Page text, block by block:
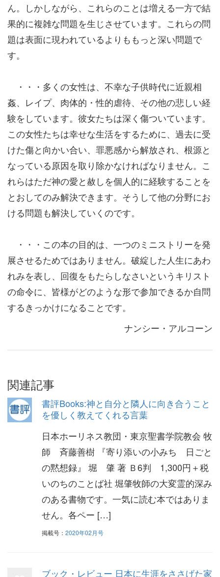
ん。しかしながら、これらのことは増える一方で結
果的に複雑な問題を生じさせています。これらの問
題は表面に現われているよりももっと深い問題で
す。
・・・多くの女性は、不幸な子供時代に近親相
姦、レイプ、肉体的・性的虐待、その他の悲しい経
験をしています。彼女たちは深く傷ついています。
この女性たちは幸せな生活をするために、過去に受
けた傷と向かい合い、罪悪感から解放され、根源と
なっている原因を取り除かなければなりません。こ
れらはただ神の愛と赦しを個人的に経験することを
とおしてのみ解決できます。そうして他の分野にお
ける問題も解決していくのです。
・・・この本の目的は、一つのミニストリーを発
展させるためではありません。破綻した人生にあわ
れみを表し、回復をもたらしなさいというキリスト
の命令に、皆様がどのような形で参加できるか自問
するきっかけになることです。
ナンシー・アルコーン
関連記事
書評Books:神と自分と隣人に向き合うこと
を優しく教えてくれる言葉
日本ホーリネス教団・東京聖書学院教会 牧
師 斉藤善樹 『寄り添いの小みち 日ごと
の黙想録』 堀 肇 著 Ｂ6判 1,300円＋税
いのちのことば社 堀肇牧師の大変霊的深み
のある書物です。一気に読む本ではありま
せん。各ペー […]
掲載号： 2020年02月号
ブック・レビュー 日本に生涯をささげた家